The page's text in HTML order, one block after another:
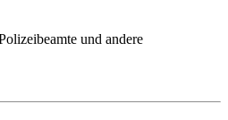
und andere